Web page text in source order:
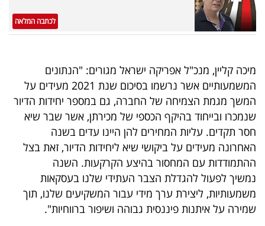
שיתופי
פעולה
דרושים
ניוזלטרים
מייל
אדום
לכתבה המלאה
מיכה קליין, מנכ"ל אפריקה ישראל מגורים: "הנתונים
המשמעותיים אשר נרשמו בסיכום שנת 2021 מעידים על
המשך מגמת הצמיחה של החברה, גם במספר יחידות הדיור
שנמכרו ובייחוד בהיקף הכספי של מכירתן, אשר שבר שיא
חסר תקדים. עליות המחירים להן היינו עדים בשנה
האחרונה מעידים על ביקושי שיא ליחידות הדיור, זאת בצל
ההתמודדות עם המחסור בהיצע הקרקעות. השנה
נמשיך לפעול להגדלת הצבר העתידי שלנו בעסקאות
משמעותיות, ליצירת ערך מידי עבור המשקיעים שלנו, תוך
שמירה על איתנות פיננסית גבוהה ושיפור ברווחיות".